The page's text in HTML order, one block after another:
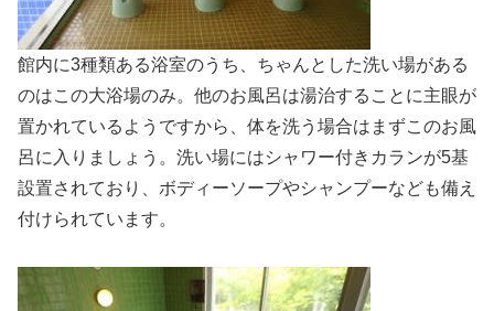
館内に3種類ある浴室のうち、ちゃんとした洗い場がある
のはこの大浴場のみ。他のお風呂は湯治することに主眼が
置かれているようですから、体を洗う場合はまずこのお風
呂に入りましょう。洗い場にはシャワー付きカランが5基
設置されており、ボディーソープやシャンプーなども備え
付けられています。